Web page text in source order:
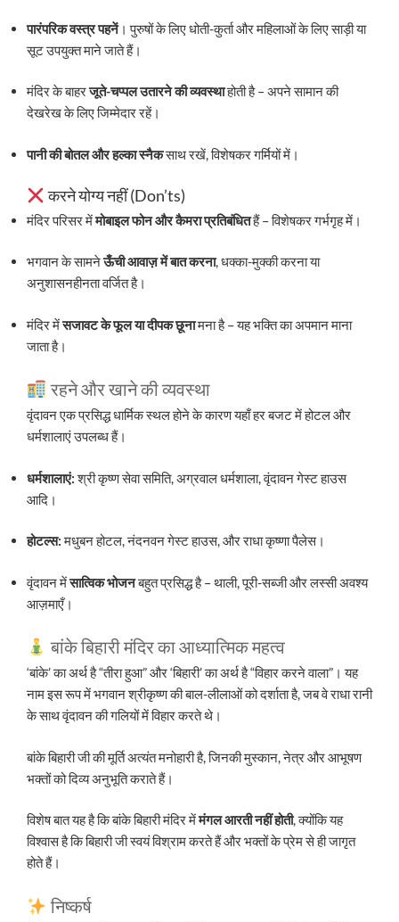
पारंपरिक वस्त्र पहनें। पुरुषों के लिए धोती-कुर्ता और महिलाओं के लिए साड़ी या
सूट उपयुक्त माने जाते हैं।
मंदिर के बाहरजूते-चप्पल उतारने की व्यवस्थाहोती है – अपने सामान की
देखरेख के लिए जिम्मेदार रहें।
पानी की बोतल और हल्का स्नैकसाथ रखें, विशेषकर गर्मियों में।
करने योग्य नहीं (Don’ts)
मंदिर परिसर मेंमोबाइल फोन और कैमरा प्रतिबंधितहैं – विशेषकर गर्भगृह में।
भगवान के सामनेऊँची आवाज़ में बात करना, धक्का-मुक्की करना या
अनुशासनहीनता वर्जित है।
मंदिर मेंसजावट के फूल या दीपक छूनामना है – यह भक्ति का अपमान माना
जाता है।
रहने और खाने की व्यवस्था
वृंदावन एक प्रसिद्ध धार्मिक स्थल होने के कारण यहाँ हर बजट में होटल और
धर्मशालाएं उपलब्ध हैं।
धर्मशालाएं:श्री कृष्ण सेवा समिति, अग्रवाल धर्मशाला, वृंदावन गेस्ट हाउस
आदि।
होटल्स:मधुबन होटल, नंदनवन गेस्ट हाउस, और राधा कृष्णा पैलेस।
वृंदावन मेंसात्विक भोजनबहुत प्रसिद्ध है – थाली, पूरी-सब्जी और लस्सी अवश्य
आज़माएँ।
बांके बिहारी मंदिर का आध्यात्मिक महत्व
‘बांके’ का अर्थ है “तीरा हुआ” और ‘बिहारी’ का अर्थ है “विहार करने वाला”। यह
नाम इस रूप में भगवान श्रीकृष्ण की बाल-लीलाओं को दर्शाता है, जब वे राधा रानी
के साथ वृंदावन की गलियों में विहार करते थे।
बांके बिहारी जी की मूर्ति अत्यंत मनोहारी है, जिनकी मुस्कान, नेत्र और आभूषण
भक्तों को दिव्य अनुभूति कराते हैं।
विशेष बात यह है कि बांके बिहारी मंदिर मेंमंगल आरती नहीं होती, क्योंकि यह
विश्वास है कि बिहारी जी स्वयं विश्राम करते हैं और भक्तों के प्रेम से ही जागृत
होते हैं।
निष्कर्ष